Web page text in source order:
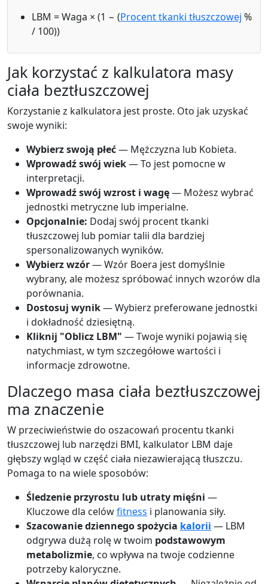
LBM = Waga × (1 − (Procent tkanki tłuszczowej %
/ 100))
Jak korzystać z kalkulatora masy
ciała beztłuszczowej
Korzystanie z kalkulatora jest proste. Oto jak uzyskać
swoje wyniki:
Wybierz swoją płeć— Mężczyzna lub Kobieta.
Wprowadź swój wiek— To jest pomocne w
interpretacji.
Wprowadź swój wzrost i wagę— Możesz wybrać
jednostki metryczne lub imperialne.
Opcjonalnie: Dodaj swój procent tkanki
tłuszczowej lub pomiar talii dla bardziej
spersonalizowanych wyników.
Wybierz wzór— Wzór Boera jest domyślnie
wybrany, ale możesz spróbować innych wzorów dla
porównania.
Dostosuj wynik— Wybierz preferowane jednostki
i dokładność dziesiętną.
Kliknij "Oblicz LBM" — Twoje wyniki pojawią się
natychmiast, w tym szczegółowe wartości i
informacje zdrowotne.
Dlaczego masa ciała beztłuszczowej
ma znaczenie
W przeciwieństwie do oszacowań procentu tkanki
tłuszczowej lub narzędzi BMI, kalkulator LBM daje
głębszy wgląd w część ciała niezawierającą tłuszczu.
Pomaga to na wiele sposobów:
Śledzenie przyrostu lub utraty mięśni —
Kluczowe dla celówfitness i planowania siły.
Szacowanie dziennego spożycia kalorii — LBM
odgrywa dużą rolę w twoim podstawowym
metabolizmie, co wpływa na twoje codzienne
potrzeby kaloryczne.